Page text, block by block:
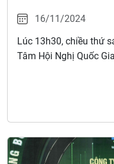
16/11/2024
Lúc 13h30, chiều thứ
Tâm Hội Nghị Quốc